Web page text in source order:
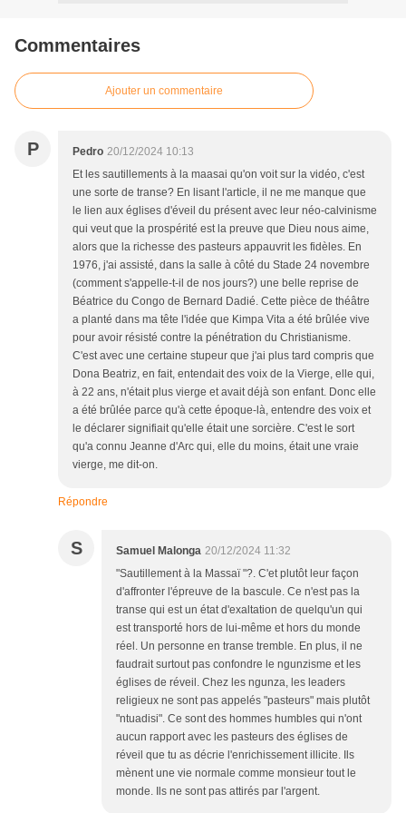
Commentaires
Ajouter un commentaire
P Pedro 20/12/2024 10:13
Et les sautillements à la maasai qu'on voit sur la vidéo, c'est
une sorte de transe? En lisant l'article, il ne me manque que
le lien aux églises d'éveil du présent avec leur néo-calvinisme
qui veut que la prospérité est la preuve que Dieu nous aime,
alors que la richesse des pasteurs appauvrit les fidèles. En
1976, j'ai assisté, dans la salle à côté du Stade 24 novembre
(comment s'appelle-t-il de nos jours?) une belle reprise de
Béatrice du Congo de Bernard Dadié. Cette pièce de théâtre
a planté dans ma tête l'idée que Kimpa Vita a été brûlée vive
pour avoir résisté contre la pénétration du Christianisme.
C'est avec une certaine stupeur que j'ai plus tard compris que
Dona Beatriz, en fait, entendait des voix de la Vierge, elle qui,
à 22 ans, n'était plus vierge et avait déjà son enfant. Donc elle
a été brûlée parce qu'à cette époque-là, entendre des voix et
le déclarer signifiait qu'elle était une sorcière. C'est le sort
qu'a connu Jeanne d'Arc qui, elle du moins, était une vraie
vierge, me dit-on.
Répondre
S Samuel Malonga 20/12/2024 11:32
"Sautillement à la Massaï "?. C'et plutôt leur façon
d'affronter l'épreuve de la bascule. Ce n'est pas la
transe qui est un état d'exaltation de quelqu'un qui
est transporté hors de lui-même et hors du monde
réel. Un personne en transe tremble. En plus, il ne
faudrait surtout pas confondre le ngunzisme et les
églises de réveil. Chez les ngunza, les leaders
religieux ne sont pas appelés "pasteurs" mais plutôt
"ntuadisi". Ce sont des hommes humbles qui n'ont
aucun rapport avec les pasteurs des églises de
réveil que tu as décrie l'enrichissement illicite. Ils
mènent une vie normale comme monsieur tout le
monde. Ils ne sont pas attirés par l'argent.